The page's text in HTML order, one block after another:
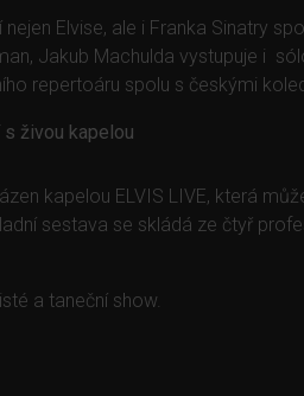
Elvise, ale i Franka Sinatry
Jakub Machulda vystupuje i
repertoáru spolu s českými
živou kapelou
kapelou ELVIS LIVE, která
sestava se skládá ze čtyř
a taneční show.